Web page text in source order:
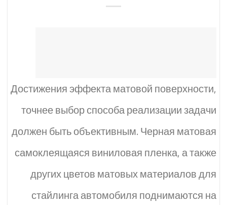
Достижения эффекта матовой поверхности,
точнее выбор способа реализации задачи
должен быть объективным. Черная матовая
самоклеящаяся виниловая пленка, а также
других цветов матовых материалов для
стайлинга автомобиля поднимаются на